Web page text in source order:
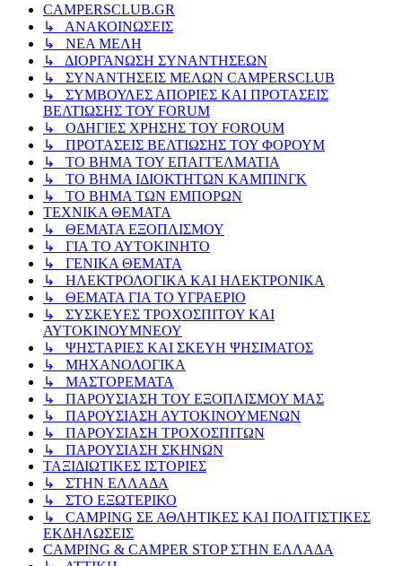
CAMPERSCLUB.GR
↳ ΑΝΑΚΟΙΝΩΣΕΙΣ
↳ ΝΕΑ ΜΕΛΗ
↳ ΔΙΟΡΓΑΝΩΣΗ ΣΥΝΑΝΤΗΣΕΩΝ
↳ ΣΥΝΑΝΤΗΣΕΙΣ ΜΕΛΩΝ CAMPERSCLUB
↳ ΣΥΜΒΟΥΛΕΣ ΑΠΟΡΙΕΣ ΚΑΙ ΠΡΟΤΑΣΕΙΣ
ΒΕΛΤΙΩΣΗΣ ΤΟΥ FORUM
↳ ΟΔΗΓΙΕΣ ΧΡΗΣΗΣ ΤΟΥ FOROUM
↳ ΠΡΟΤΑΣΕΙΣ ΒΕΛΤΙΩΣΗΣ ΤΟΥ ΦΟΡΟΥΜ
↳ ΤΟ ΒΗΜΑ ΤΟΥ ΕΠΑΓΓΕΛΜΑΤΙΑ
↳ ΤΟ ΒΗΜΑ ΙΔΙΟΚΤΗΤΩΝ ΚΑΜΠΙΝΓΚ
↳ ΤΟ ΒΗΜΑ ΤΩΝ ΕΜΠΟΡΩΝ
ΤΕΧΝΙΚΑ ΘΕΜΑΤΑ
↳ ΘΕΜΑΤΑ ΕΞΟΠΛΙΣΜΟΥ
↳ ΓΙΑ ΤΟ ΑΥΤΟΚΙΝΗΤΟ
↳ ΓΕΝΙΚΑ ΘΕΜΑΤΑ
↳ ΗΛΕΚΤΡΟΛΟΓΙΚΑ ΚΑΙ ΗΛΕΚΤΡΟΝΙΚΑ
↳ ΘΕΜΑΤΑ ΓΙΑ ΤΟ ΥΓΡΑΕΡΙΟ
↳ ΣΥΣΚΕΥΕΣ ΤΡΟΧΟΣΠΙΤΟΥ ΚΑΙ
ΑΥΤΟΚΙΝΟΥΜΝΕΟΥ
↳ ΨΗΣΤΑΡΙΕΣ ΚΑΙ ΣΚΕΥΗ ΨΗΣΙΜΑΤΟΣ
↳ ΜΗΧΑΝΟΛΟΓΙΚΑ
↳ ΜΑΣΤΟΡΕΜΑΤΑ
↳ ΠΑΡΟΥΣΙΑΣΗ ΤΟΥ ΕΞΟΠΛΙΣΜΟΥ ΜΑΣ
↳ ΠΑΡΟΥΣΙΑΣΗ ΑΥΤΟΚΙΝΟΥΜΕΝΩΝ
↳ ΠΑΡΟΥΣΙΑΣΗ ΤΡΟΧΟΣΠΙΤΩΝ
↳ ΠΑΡΟΥΣΙΑΣΗ ΣΚΗΝΩΝ
ΤΑΞΙΔΙΩΤΙΚΕΣ ΙΣΤΟΡΙΕΣ
↳ ΣΤΗΝ ΕΛΛΑΔΑ
↳ ΣΤΟ ΕΞΩΤΕΡΙΚΟ
↳ CAMPING ΣΕ ΑΘΛΗΤΙΚΕΣ ΚΑΙ ΠΟΛΙΤΙΣΤΙΚΕΣ
ΕΚΔΗΛΩΣΕΙΣ
CAMPING & CAMPER STOP ΣΤΗN ΕΛΛΑΔΑ